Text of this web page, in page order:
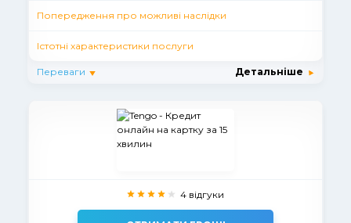
Попередження про можливі наслідки
Істотні характеристики послуги
Переваги Детальніше
4 відгуки